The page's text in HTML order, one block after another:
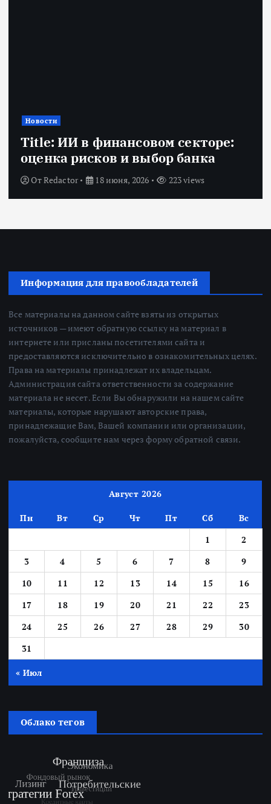
Новости
Title: ИИ в финансовом секторе:
оценка рисков и выбор банка
ОтRedactor 18 июня, 2026 223 views
Информация для правообладателей
Все материалы на данном сайте взяты из открытых
источников — имеют обратную ссылку на материал в
интернете или присланы посетителями сайта и
предоставляются исключительно в ознакомительных целях.
Права на материалы принадлежат их владельцам.
Администрация сайта ответственности за содержание
материала не несет. Если Вы обнаружили на нашем сайте
материалы, которые нарушают авторские права,
принадлежащие Вам, Вашей компании или организации,
пожалуйста, сообщите нам через форму обратной связи.
Август 2026
Пн Вт Ср Чт Пт Сб
Вс
1
2
3
4 5 6 7 8
9
10
11 12 13 14 15
16
17
18 19 20 21 22
23
24
25 26 27 28 29
30
31
« Июл
Облако тегов